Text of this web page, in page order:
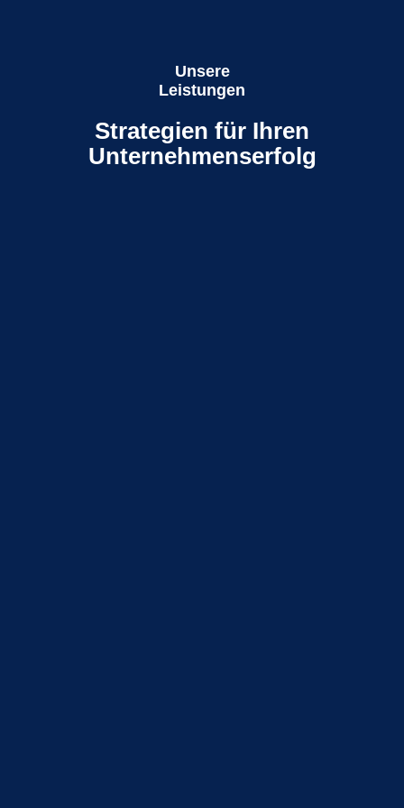
Unsere
Leistungen
Strategien für Ihren
Unternehmenserfolg